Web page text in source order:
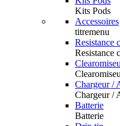
Kits Pods
Accessoires
titremenu
Resistance
Resistance
Chargeur /
Chargeur /
Batterie
Batterie